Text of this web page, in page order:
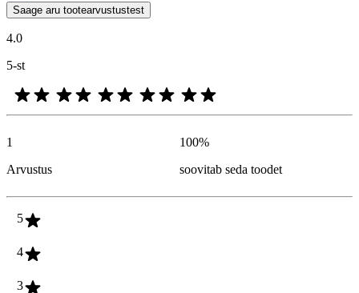
Kliendi arvamused toodete ja tärnihinnangute kujul on kasulikud
Saage aru tootearvustustest
4.0
5-st
1
Arvustus
100%
soovitab seda toodet
5
4
3